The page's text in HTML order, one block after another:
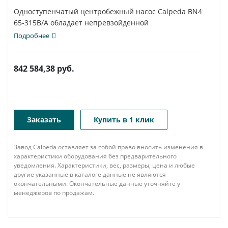
Одноступенчатый центробежный насос Calpeda BN4
65-315B/A обладает непревзойденной
универсальностью...
Подробнее
842 584,38 руб.
Заказать Купить в 1 клик
Завод Calpeda оставляет за собой право вносить изменения в
характеристики оборудования без предварительного
уведомления. Характеристики, вес, размеры, цена и любые
другие указанные в каталоге данные не являются
окончательными. Окончательные данные уточняйте у
менеджеров по продажам.